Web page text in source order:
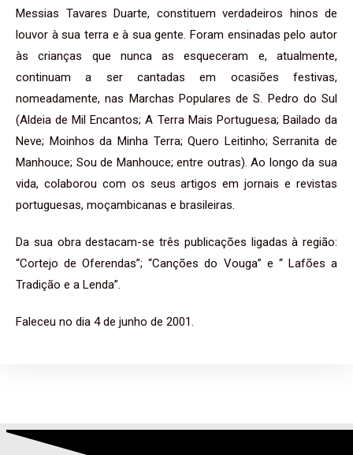
Messias Tavares Duarte, constituem verdadeiros hinos de
louvor à sua terra e à sua gente. Foram ensinadas pelo autor
às crianças que nunca as esqueceram e, atualmente,
continuam a ser cantadas em ocasiões festivas,
nomeadamente, nas Marchas Populares de S. Pedro do Sul
(Aldeia de Mil Encantos; A Terra Mais Portuguesa; Bailado da
Neve; Moinhos da Minha Terra; Quero Leitinho; Serranita de
Manhouce; Sou de Manhouce; entre outras). Ao longo da sua
vida, colaborou com os seus artigos em jornais e revistas
portuguesas, moçambicanas e brasileiras.
Da sua obra destacam-se três publicações ligadas à região:
“Cortejo de Oferendas”; “Canções do Vouga” e “ Lafões a
Tradição e a Lenda”.
Faleceu no dia 4 de junho de 2001.